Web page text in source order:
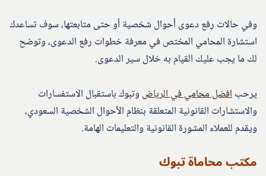
وفي حالات رفع دعوى أحوال شخصية أو حتى متابعتها، سوف تساعدك
استشارة المحامي المختص في معرفة خطوات رفع الدعوى، وتوضح
لك ما يجب عليك القيام به خلال سير الدعوى.
يرحبافضل محامي في الرياض وتبوك باستقبال الاستفسارات
والاستشارات القانونية المتعلقة بنظام الأحوال الشخصية السعودي،
ويقدم للعملاء المشورة القانونية والتعليمات الهامة.
مكتب محاماة تبوك